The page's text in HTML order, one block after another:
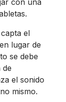
con una
el
lugar de
se debe
de
el sonido
mismo.